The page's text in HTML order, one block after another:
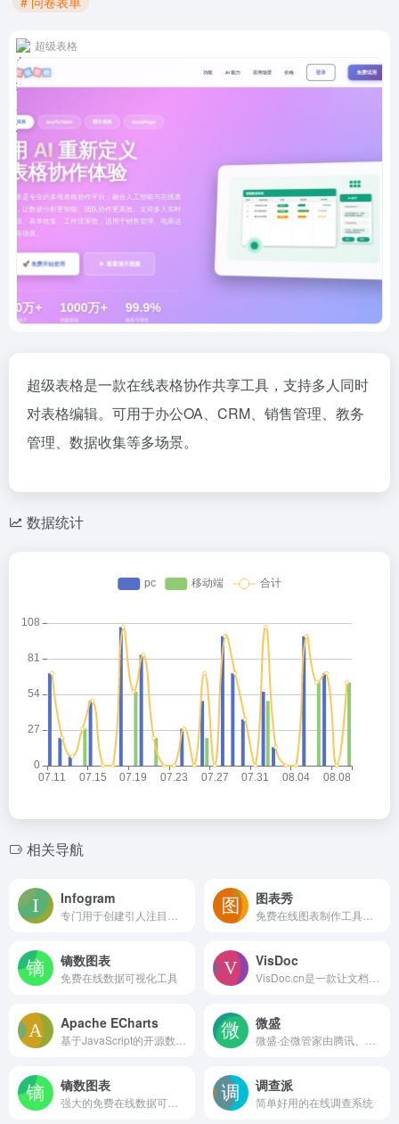
超级表格
超级表格是一款在线表格协作共享工具，支持多人同时
对表格编辑。可用于办公OA、CRM、销售管理、教务
管理、数据收集等多场景。
数据统计
相关导航
Infogram 图表秀
镝数图表
免费在线数据可视化工具
VisDoc
Apache ECharts 微盛
镝数图表 调查派
简单好用的在线调查系统